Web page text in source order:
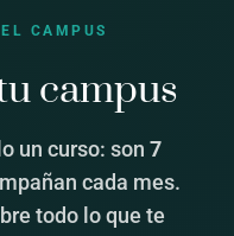
CAMPUS
campus
un curso: son 7
cada mes.
todo lo que te